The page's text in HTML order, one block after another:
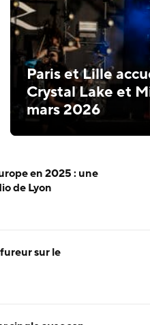
Paris et Lille
Crystal Lake et
mars 2026
en 2025 : une
de Lyon
sur le